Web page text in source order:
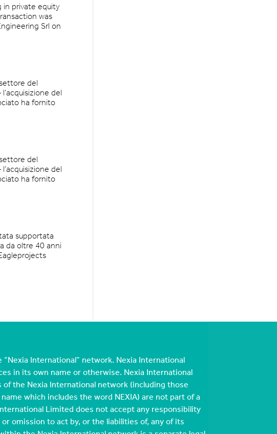
in private equity
was
Srl on
del
del
ha fornito
del
del
ha fornito
supportata
da oltre 40 anni
“Nexia International” network. Nexia International
in its own name or otherwise. Nexia International
the Nexia International network (including those
which includes the word NEXIA) are not part of a
Limited does not accept any responsibility
omission to act by, or the liabilities of, any of its